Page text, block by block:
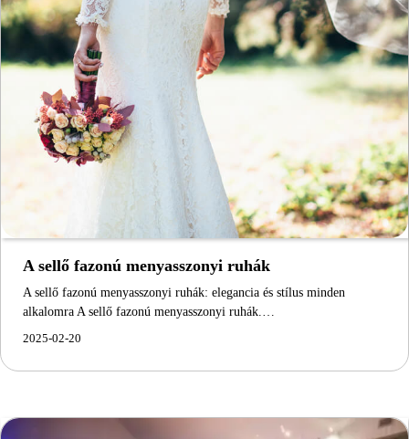
A sellő fazonú menyasszonyi ruhák
A sellő fazonú menyasszonyi ruhák: elegancia és stílus minden
alkalomra A sellő fazonú menyasszonyi ruhák.…
2025-02-20